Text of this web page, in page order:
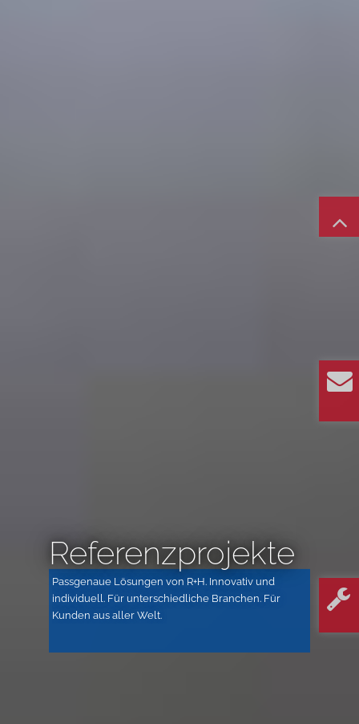
Referenzprojekte
Passgenaue Lösungen von R+H. Innovativ und
individuell. Für unterschiedliche Branchen. Für
Kunden aus aller Welt.